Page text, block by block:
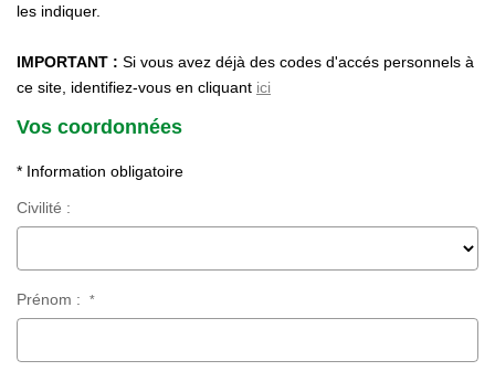
Nos Actualités
merci de les indiquer.
IMPORTANT :Si vous avez déjà des codes d'accés personnels
à ce site, identifiez-vous en cliquant
Vos coordonnées
* Information obligatoire
Civilité :
Prénom :*